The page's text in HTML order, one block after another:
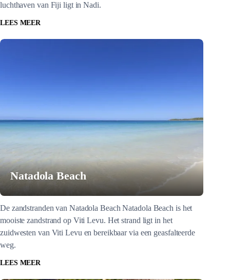
luchthaven van Fiji ligt in Nadi.
LEES MEER
Natadola Beach
De zandstranden van Natadola Beach Natadola Beach is het
mooiste zandstrand op Viti Levu. Het strand ligt in het
zuidwesten van Viti Levu en bereikbaar via een geasfalteerde
weg.
LEES MEER